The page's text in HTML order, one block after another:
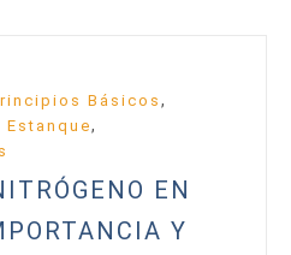
Básicos ,
Estanque,
EN
Y